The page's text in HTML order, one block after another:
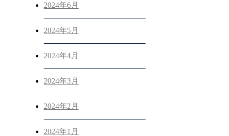
2024年6月
2024年5月
2024年4月
2024年3月
2024年2月
2024年1月